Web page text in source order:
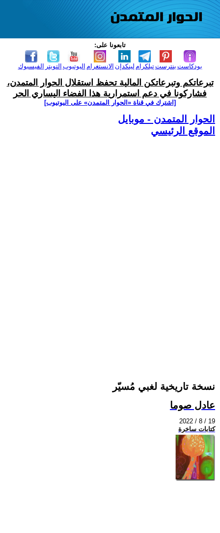
تابعونا على:
الفيسبوك التويتر اليوتيوب الانستغرام لينكدإن تيلكرامبنترست بودكاست
تبرعاتكم وتبرعاتكن المالية تحفظ استقلال الحوار المتمدن،
فشاركونا في دعم استمرارية هذا الفضاء اليساري الحر
[اشترك في قناة ‫«الحوار المتمدن» على اليوتيوب]
الحوار المتمدن - موبايل
الموقع الرئيسي
نسخة تاريخية لغبي مُسيّر
عادل صوما
2022 / 8 / 19
كتابات ساخرة